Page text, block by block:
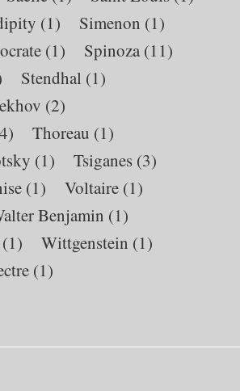
(1) Simenon (1)
(1) Spinoza (11)
Stendhal (1)
(2)
Thoreau (1)
(1) Tsiganes (3)
(1) Voltaire (1)
Benjamin (1)
(1) Wittgenstein (1)
(1)